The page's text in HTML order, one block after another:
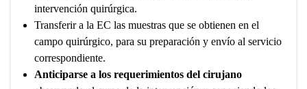
intervención quirúrgica.
Transferir a la EC las muestras que se obtienen en el
campo quirúrgico, para su preparación y envío al servicio
correspondiente.
Anticiparse a los requerimientos del cirujano